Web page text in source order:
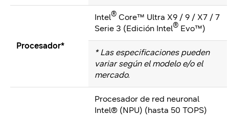
Procesador*
Intel® Core™ Ultra X9 / 9 / X7 / 7
Serie 3 (Edición Intel® Evo™)
* Las especificaciones pueden
variar según el modelo e/o el
mercado.
Procesador de red neuronal
Intel® (NPU) (hasta 50 TOPS)